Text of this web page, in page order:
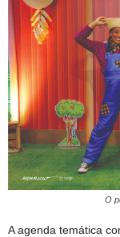
O
A agenda temática